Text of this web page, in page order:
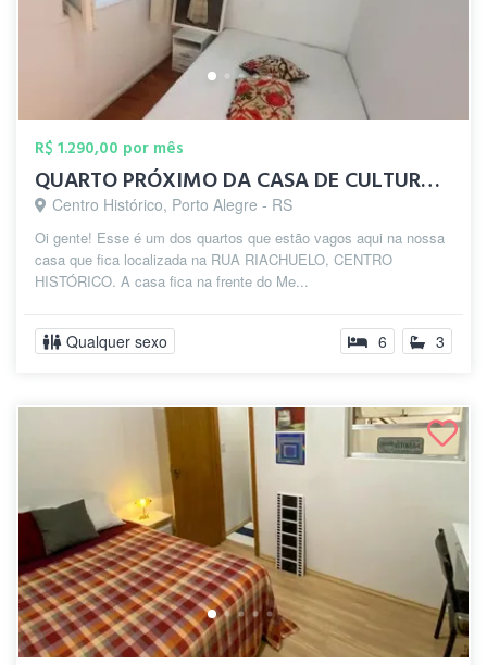
R$ 1.290,00 por mês
QUARTO PRÓXIMO DA CASA DE CULTURA NO CEN...
Centro Histórico, Porto Alegre - RS
Oi gente! Esse é um dos quartos que estão vagos aqui na nossa
casa que fica localizada na RUA RIACHUELO, CENTRO
HISTÓRICO. A casa fica na frente do Me...
Qualquer sexo 6 3